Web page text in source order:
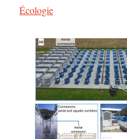
Par rapport à
Écologie